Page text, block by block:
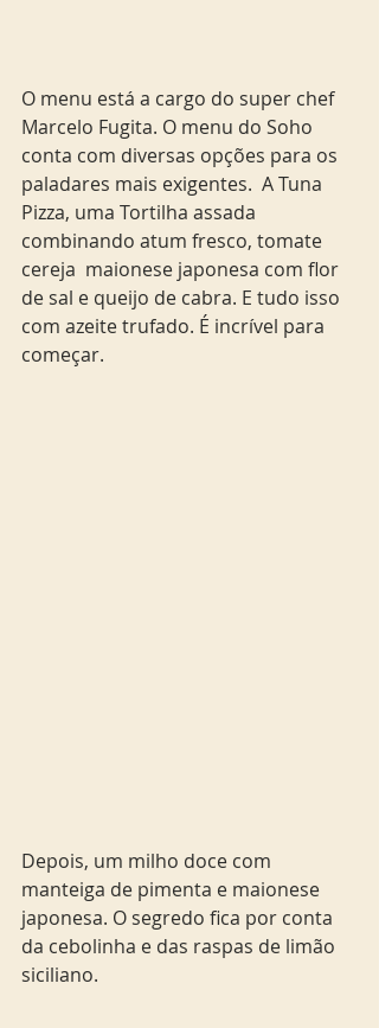
O menu está a cargo do super chef
Marcelo Fugita. O menu do Soho
conta com diversas opções para os
paladares mais exigentes.  A Tuna
Pizza, uma Tortilha assada
combinando atum fresco, tomate
cereja  maionese japonesa com flor
de sal e queijo de cabra. E tudo isso
com azeite trufado. É incrível para
começar.
Depois, um milho doce com
manteiga de pimenta e maionese
japonesa. O segredo fica por conta
da cebolinha e das raspas de limão
siciliano.